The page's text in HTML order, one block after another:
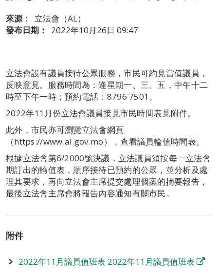
來源：
立法會（AL）
發布日期：
2022年10月26日 09:47
立法會設有議員接待公眾服務，市民可約見當值議員，
反映意見。服務時間為：逢星期一、三、五，中午十二
時至下午一時；預約電話：8796 7501。
2022年11月份立法會議員接見市民時間表見附件。
此外，市民亦可瀏覽立法會網頁
（https://www.al.gov.mo），查看議員輪值時間表。
根據立法會第6/2000號決議，立法議員須按每一立法會
期訂出的輪值表，順序接待已預約的公眾，並分析及處
理其要求，再向立法會主席提交處理個案的摘要報告，
最後立法會主席會將報告內容通知有關市民。
附件
2022年11月議員值班表 2022年11月議員值班表